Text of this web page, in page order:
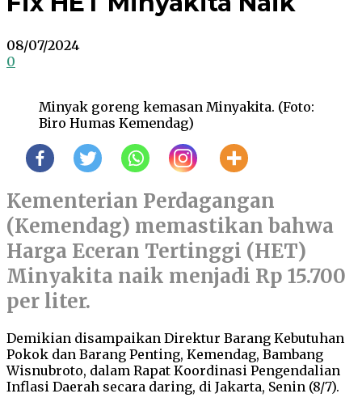
08/07/2024
0
Minyak goreng kemasan Minyakita. (Foto:
Biro Humas Kemendag)
Kementerian Perdagangan
(Kemendag) memastikan bahwa
Harga Eceran Tertinggi (HET)
Minyakita naik menjadi Rp 15.700
per liter.
Demikian disampaikan Direktur Barang Kebutuhan
Pokok dan Barang Penting, Kemendag, Bambang
Wisnubroto, dalam Rapat Koordinasi Pengendalian
Inflasi Daerah secara daring, di Jakarta, Senin (8/7).